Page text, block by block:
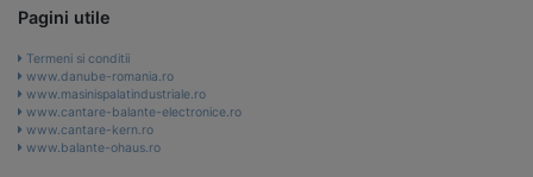
Pagini utile
Termeni si conditii
www.danube-romania.ro
www.masinispalatindustriale.ro
www.cantare-balante-electronice.ro
www.cantare-kern.ro
www.balante-ohaus.ro